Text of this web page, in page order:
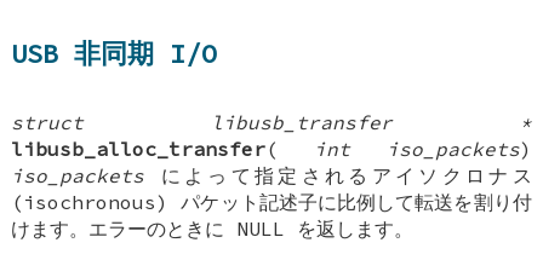
USB 非同期 I/O
struct libusb_transfer *
libusb_alloc_transfer( int iso_packets)
iso_packets によって指定されるアイソクロナス
(isochronous) パケット記述子に比例して転送を割り付
けます。エラーのときに NULL を返します。